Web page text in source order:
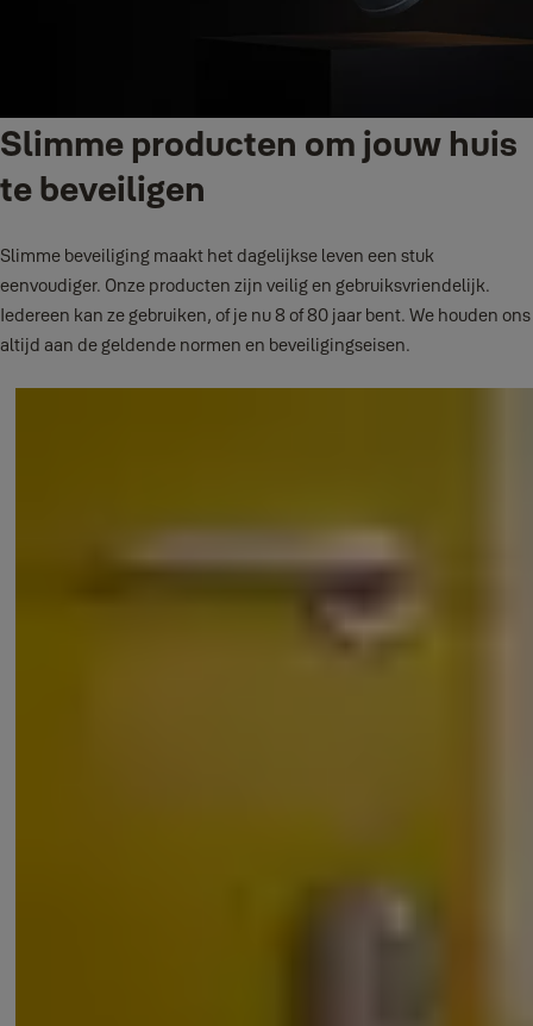
Slimme producten om jouw huis
te beveiligen
Slimme beveiliging maakt het dagelijkse leven een stuk
eenvoudiger. Onze producten zijn veilig en gebruiksvriendelijk.
Iedereen kan ze gebruiken, of je nu 8 of 80 jaar bent. We houden ons
altijd aan de geldende normen en beveiligingseisen.